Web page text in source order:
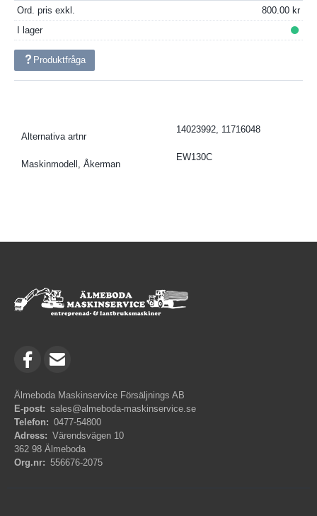
Ord. pris exkl.
800.00
I lager
Produktfråga
Alternativa artnr
14023992, 11716048
Maskinmodell, Åkerman
EW130C
Älmeboda Maskinservice Försäljnings AB
E-post: sales@almeboda-maskinservice.se
Telefon: 0477-54800
Adress: Värendsvägen 10
362 98 Älmeboda
Org.nr: 556676-2075